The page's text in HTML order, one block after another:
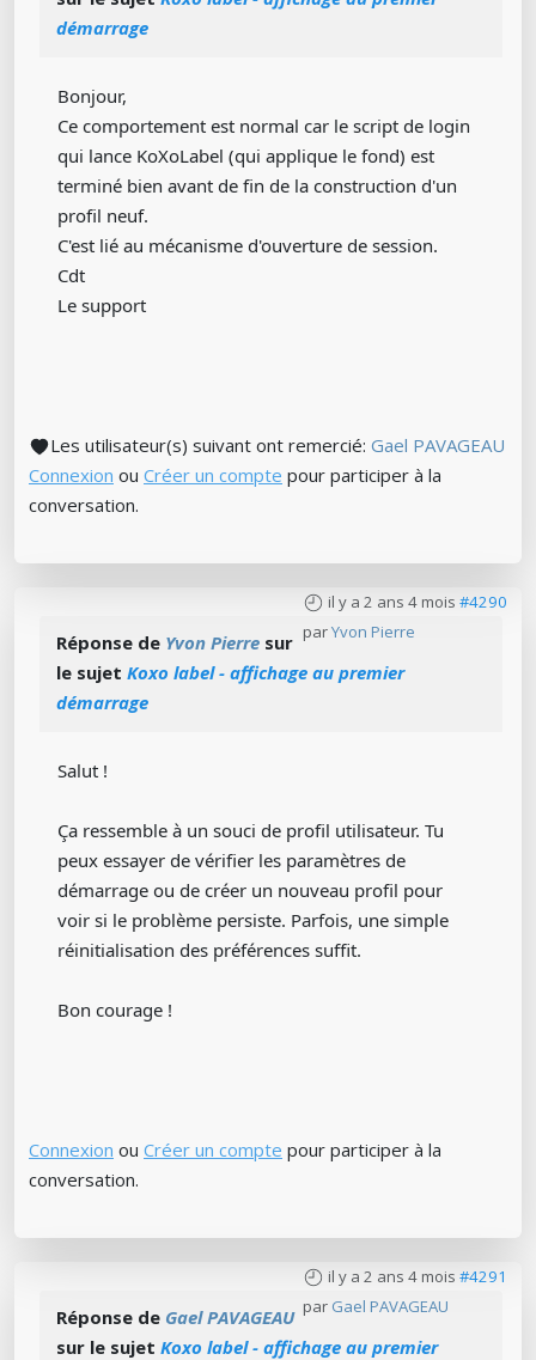
démarrage
Bonjour,
Ce comportement est normal car le script de login
qui lance KoXoLabel (qui applique le fond) est
terminé bien avant de fin de la construction d'un
profil neuf.
C'est lié au mécanisme d'ouverture de session.
Cdt
Le support
Les utilisateur(s) suivant ont remercié: Gael PAVAGEAU
Connexion ou Créer un compte pour participer à la
conversation.
il y a 2 ans 4 mois #4290
parYvon Pierre
Réponse de Yvon Pierre sur
le sujet Koxo label - affichage au premier
démarrage
Salut !
Ça ressemble à un souci de profil utilisateur. Tu
peux essayer de vérifier les paramètres de
démarrage ou de créer un nouveau profil pour
voir si le problème persiste. Parfois, une simple
réinitialisation des préférences suffit.
Bon courage !
Connexion ou Créer un compte pour participer à la
conversation.
il y a 2 ans 4 mois #4291
par Gael PAVAGEAU
Réponse de Gael PAVAGEAU
sur le sujet Koxo label - affichage au premier